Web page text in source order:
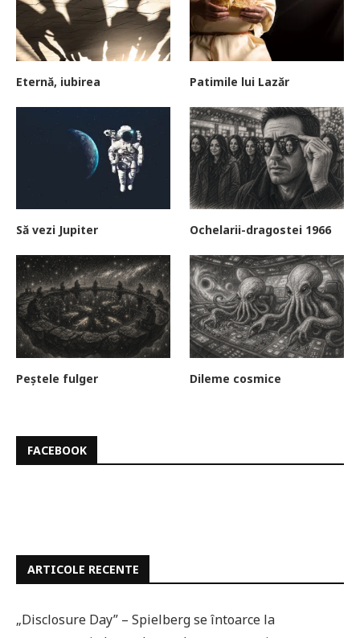
Eternă, iubirea Patimile lui Lazăr
Să vezi Jupiter Ochelarii-dragostei 1966
Peștele fulger Dileme cosmice
FACEBOOK
ARTICOLE RECENTE
„Disclosure Day” – Spielberg se întoarce la